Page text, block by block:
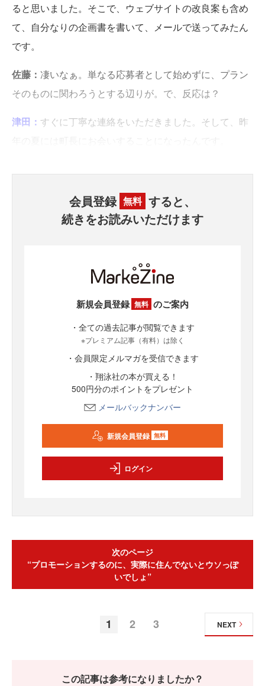
ると思いました。そこで、ウェブサイトの改良案も含め
て、自分なりの企画書を書いて、メールで送ってみたん
です。
佐藤： 凄いなぁ。単なる応募者として始めずに、プラン
そのものに関わろうとする辺りが。で、反応は？
津田： すぐに丁寧な連絡をいただきました。そして、昨
会員登録 無料 すると、
続きをお読みいただけます
新規会員登録 無料 のご案内
・全ての過去記事が閲覧できます
※プレミアム記事（有料）は除く
・会員限定メルマガを受信できます
・翔泳社の本が買える！
500円分のポイントをプレゼント
メールバックナンバー
新規会員登録 無料
ログイン
次のページ
“プロモーションするのに、実際に住んでないとウソっぽ
いでしょ”
1 2 3 NEXT
この記事は参考になりましたか？